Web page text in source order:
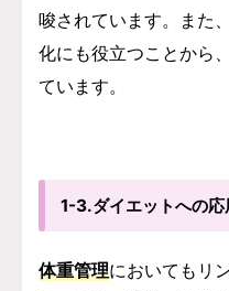
唆されています。また
化にも役立つことから
ています。
1-3.ダイエットへの応
体重管理においてもリ